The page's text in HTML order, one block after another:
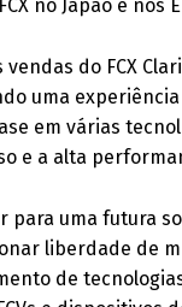
no Japão e nos
vendas do FCX
uma
em várias
e a alta
para uma futura
liberdade de
de